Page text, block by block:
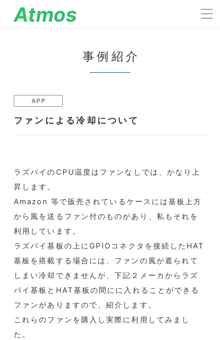
Atmos
engineering
事例紹介
APP
ファンによる冷却について
ラズパイのCPU温度はファンなしでは、かなり上
昇します。
Amazon 等で販売されているケースには基板上方
から風を送るファン付のものがあり、私もそれを
利用しています。
ラズパイ基板の上にGPIOコネクタを接続したHAT
基板を搭載する場合には、ファンの風が遮られて
しまい冷却できませんが、下記２メーカからラズ
パイ基板とHAT基板の間にに入れることができる
ファンがありますので、紹介します。
これらのファンを購入し実際に利用してみまし
た。